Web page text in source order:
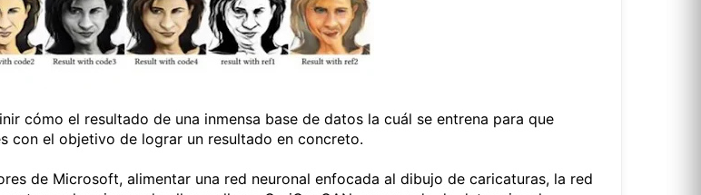
cómo el resultado de una inmensa base de datos la cuál se entrena para que
con el objetivo de lograr un resultado en concreto.
de Microsoft, alimentar una red neuronal enfocada al dibujo de caricaturas, la red